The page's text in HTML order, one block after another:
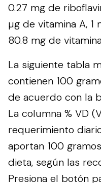
0.27 mg de
µg de vitamina A, 1
80.8 mg de
La siguiente tabla
contienen 100
de acuerdo con la
La columna % VD
requerimiento
aportan 100
dieta, según las
Presiona el botón